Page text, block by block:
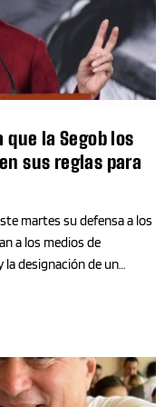
oxígeno frente a la
[…]
la Segob los
sus reglas para
martes su defensa a los
a los medios de
designación de un
por lo que
ver si ellos mismos lo
la gente pueda decir: